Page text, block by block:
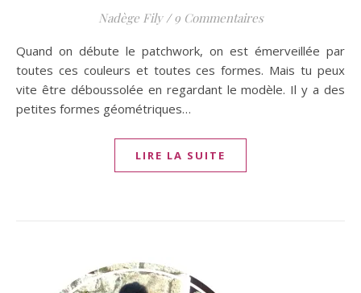
Nadège Fily / 9 Commentaires
Quand on débute le patchwork, on est émerveillée par
toutes ces couleurs et toutes ces formes. Mais tu peux
vite être déboussolée en regardant le modèle. Il y a des
petites formes géométriques…
LIRE LA SUITE